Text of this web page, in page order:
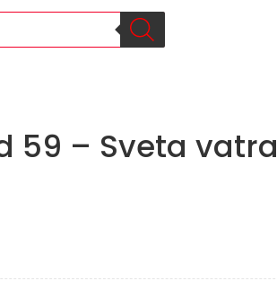
59 – Sveta vatra